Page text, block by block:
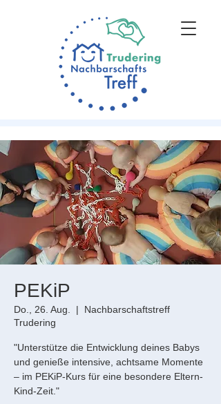
PEKiP
Do., 26. Aug.
  |
Nachbarschaftstreff
Trudering
"Unterstütze die Entwicklung deines Babys
und genieße intensive, achtsame Momente
– im PEKiP-Kurs für eine besondere Eltern-
Kind-Zeit."